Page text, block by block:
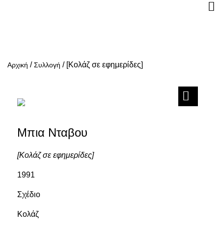
Αρχική /Συλλογή / [Κολάζ σε εφημερίδες]
Μπια Νταβου
[Κολάζ σε εφημερίδες]
1991
Σχέδιο
Κολάζ